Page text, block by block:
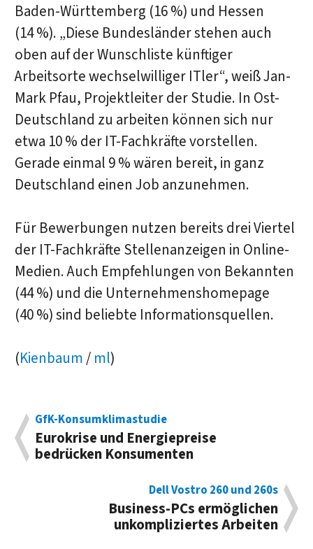
Baden-Württemberg (16 %) und Hessen
(14 %). „Diese Bundesländer stehen auch
oben auf der Wunschliste künftiger
Arbeitsorte wechselwilliger ITler“, weiß Jan-
Mark Pfau, Projektleiter der Studie. In Ost-
Deutschland zu arbeiten können sich nur
etwa 10 % der IT-Fachkräfte vorstellen.
Gerade einmal 9 % wären bereit, in ganz
Deutschland einen Job anzunehmen.
Für Bewerbungen nutzen bereits drei Viertel
der IT-Fachkräfte Stellenanzeigen in Online-
Medien. Auch Empfehlungen von Bekannten
(44 %) und die Unternehmenshomepage
(40 %) sind beliebte Informationsquellen.
(Kienbaum/ ml)
GfK-Konsumklimastudie
Eurokrise und Energiepreise
bedrücken Konsumenten
Dell Vostro 260 und 260s
Business-PCs ermöglichen
unkompliziertes Arbeiten